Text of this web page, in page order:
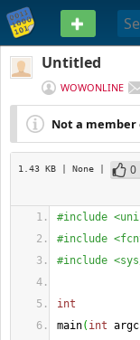
Untitled
WOWONLINE
Not a member
1.43 KB | None | 0
#include
#include
#include
int
main( int argc